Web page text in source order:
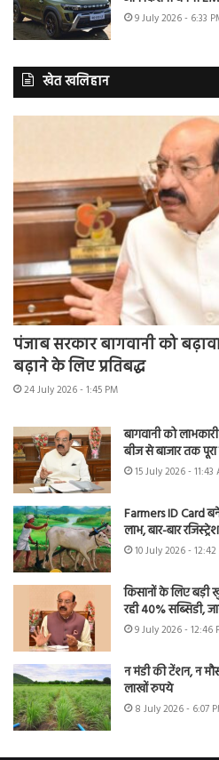
9 July 2026 - 6:33
खेत खलिहान
पंजाब सरकार बागवानी को
बढ़ाने के लिए प्रतिबद्ध
24 July 2026 - 1:45 PM
बागवानी को
बीज से बाजार तक
15 July 2026 - 11:43
Farmers ID Card
लाभ, बार-बार
10 July 2026 -
किसानों के लिए
रही 40% सब्सिडी,
9 July 2026 - 12:46
न मंडी की टेंशन, न
लाखों रुपये
8 July 2026 - 6:07